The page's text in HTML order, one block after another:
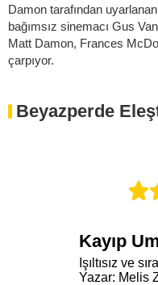
Damon tarafından
bağımsız sinemacı Gus
Matt Damon, Frances
çarpıyor.
Beyazperde
Kayıp
Işıltısız ve
Yazar: Melis